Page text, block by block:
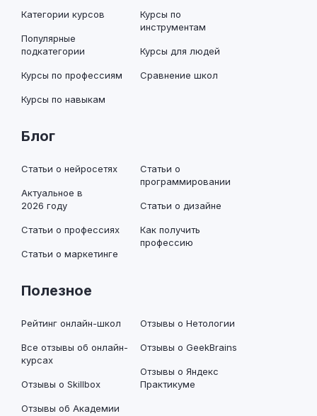
Категории курсов
Популярные
подкатегории
Курсы по профессиям
Курсы по навыкам
Курсы по
инструментам
Курсы для людей
Сравнение школ
Блог
Статьи о нейросетях
Актуальное в
2026 году
Статьи о профессиях
Статьи о маркетинге
Статьи о
программировании
Статьи о дизайне
Как получить
профессию
Полезное
Рейтинг онлайн-школ
Все отзывы об онлайн-
курсах
Отзывы о Skillbox
Отзывы об Академии
Отзывы о Нетологии
Отзывы о GeekBrains
Отзывы о Яндекс
Практикуме